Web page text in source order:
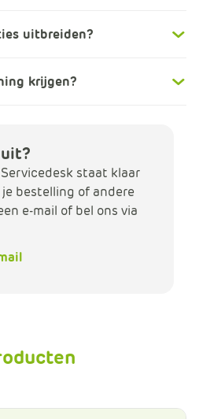
uitbreiden?
krijgen?
Servicedesk staat klaar
bestelling of andere
e-mail of bel ons via